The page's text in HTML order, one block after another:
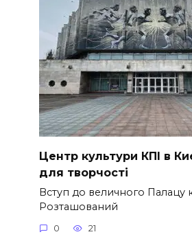
Центр культури КПІ в
для творчості
Вступ до величного Палацу
Розташований
0 21